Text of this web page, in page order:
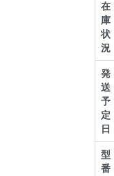
在
庫
状
況
発
送
予
定
日
型
番